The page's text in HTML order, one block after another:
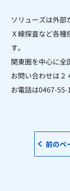
ソリューズは外部
Ｘ線探査など各
す。
関東圏を中心に全
お問い合わせは２
お電話は0467-55-
前のペ